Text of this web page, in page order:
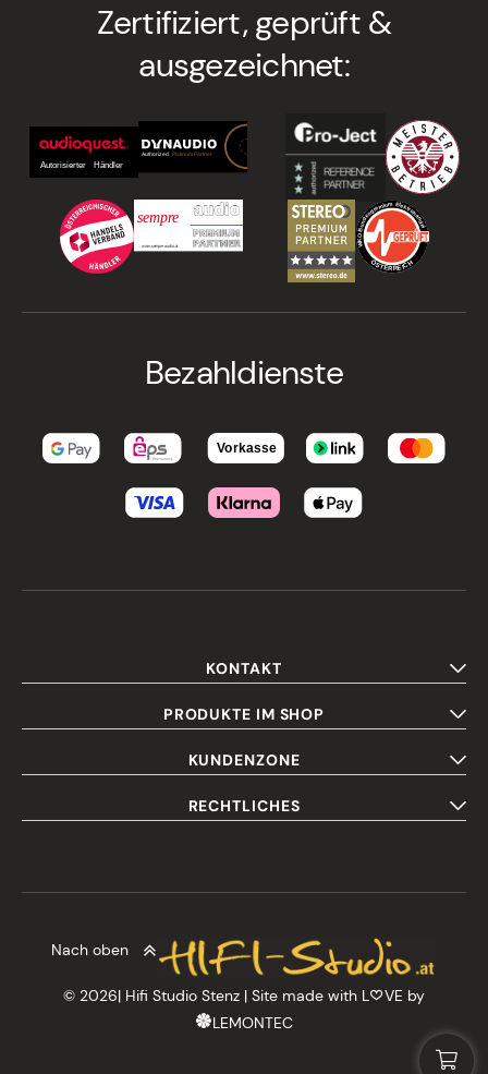
Zertifiziert, geprüft &
ausgezeichnet:
Bezahldienste
KONTAKT
PRODUKTE IM SHOP
KUNDENZONE
RECHTLICHES
Nach oben
© 2026| Hifi Studio Stenz | Site made with L
VE by
LEMONTEC